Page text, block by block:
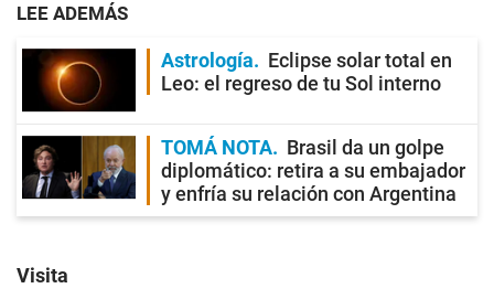
LEE ADEMÁS
Astrología
Eclipse solar total en
Leo: el regreso de tu Sol interno
TOMÁ NOTA
Brasil da un golpe
diplomático: retira a su embajador
y enfría su relación con Argentina
Visita